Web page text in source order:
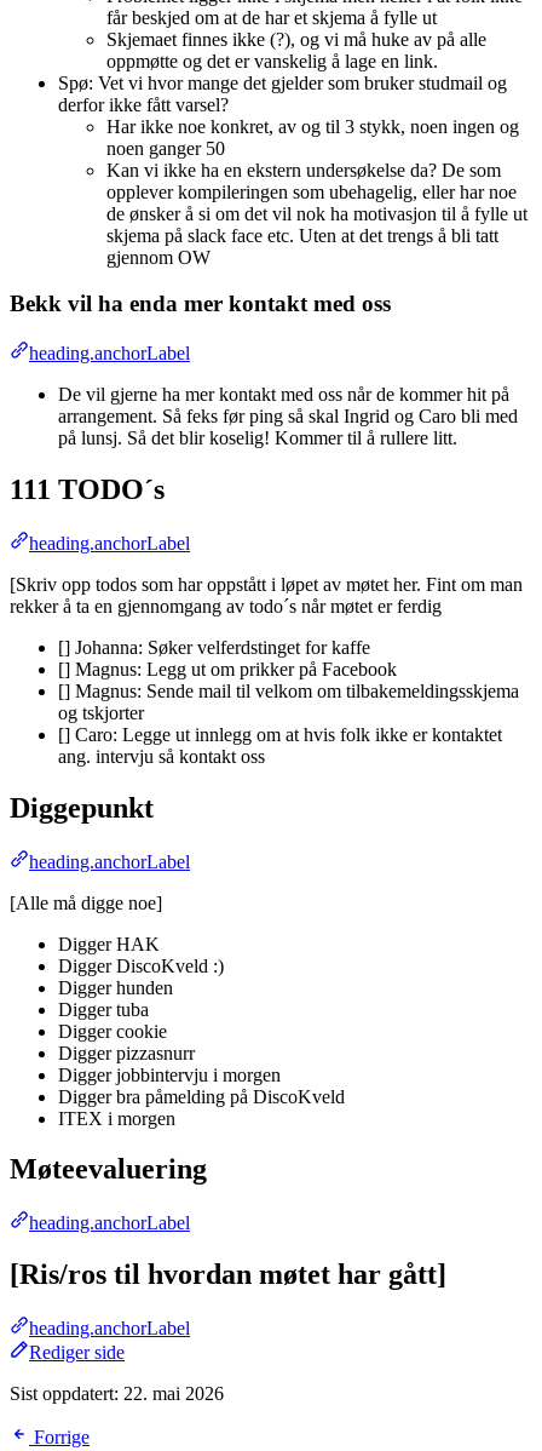
får beskjed om at de har et skjema å fylle ut
Skjemaet finnes ikke (?), og vi må huke av på alle
oppmøtte og det er vanskelig å lage en link.
Spø: Vet vi hvor mange det gjelder som bruker studmail og
derfor ikke fått varsel?
Har ikke noe konkret, av og til 3 stykk, noen ingen og
noen ganger 50
Kan vi ikke ha en ekstern undersøkelse da? De som
opplever kompileringen som ubehagelig, eller har noe
de ønsker å si om det vil nok ha motivasjon til å fylle ut
skjema på slack face etc. Uten at det trengs å bli tatt
gjennom OW
Bekk vil ha enda mer kontakt med oss
heading.anchorLabel
De vil gjerne ha mer kontakt med oss når de kommer hit på
arrangement. Så feks før ping så skal Ingrid og Caro bli med
på lunsj. Så det blir koselig! Kommer til å rullere litt.
111 TODO´s
heading.anchorLabel
[Skriv opp todos som har oppstått i løpet av møtet her. Fint om man
rekker å ta en gjennomgang av todo´s når møtet er ferdig
[] Johanna: Søker velferdstinget for kaffe
[] Magnus: Legg ut om prikker på Facebook
[] Magnus: Sende mail til velkom om tilbakemeldingsskjema
og tskjorter
[] Caro: Legge ut innlegg om at hvis folk ikke er kontaktet
ang. intervju så kontakt oss
Diggepunkt
heading.anchorLabel
[Alle må digge noe]
Digger HAK
Digger DiscoKveld :)
Digger hunden
Digger tuba
Digger cookie
Digger pizzasnurr
Digger jobbintervju i morgen
Digger bra påmelding på DiscoKveld
ITEX i morgen
Møteevaluering
heading.anchorLabel
[Ris/ros til hvordan møtet har gått]
heading.anchorLabel
Rediger side
Sist oppdatert: 22. mai 2026
Forrige